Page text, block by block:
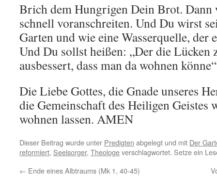
Brich dem Hungrigen Dein Brot.
schnell voranschreiten. Und Du wirst
Garten und wie eine Wasserquelle, der
Und Du sollst heißen: „Der die Lücken
ausbessert, dass man da wohnen
Die Liebe Gottes, die Gnade unseres
die Gemeinschaft des Heiligen Geistes
wohnen lassen. AMEN
Dieser Beitrag wurde unter Predigten abgelegt und mit Der
reformiert, Seelsorger, Theologeverschlagwortet. Setze ein
← Ende eines Albtraums (Mk 1, 40-45)